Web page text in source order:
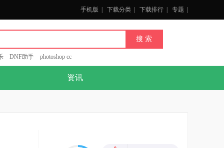
手机版 下载分类 下载排行 专题
DNF助手 photoshop cc
资讯